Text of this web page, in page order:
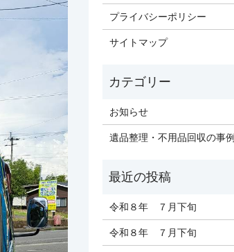
プライバシーポリシー
サイトマップ
お知らせ
遺品整理・不用品回収の事例
令和８年 ７月下旬
令和８年 ７月下旬